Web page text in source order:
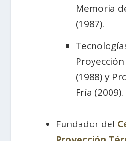
Memoria
(1987).
(1988) y
Fría (2009).
Fundador del